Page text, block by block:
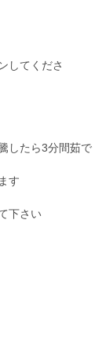
してくださ
したら3分間茹で
す
下さい